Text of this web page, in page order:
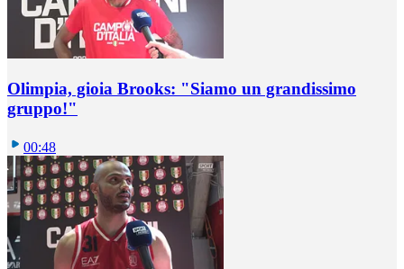
Olimpia, gioia Brooks: "Siamo un grandissimo
gruppo!"
00:48